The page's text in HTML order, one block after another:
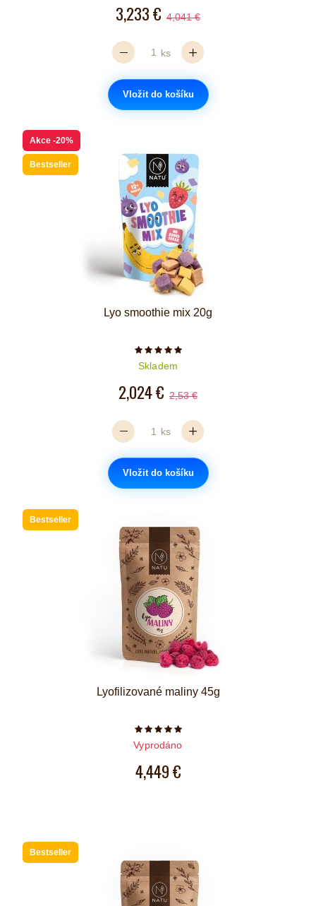
3,233 € 4,041 €
ks
Vložit do košíku
Akce -20%
Bestseller
Lyo smoothie mix 20g
Počet hvězdiček je 5 z 5
Skladem
2,024 € 2,53 €
ks
Vložit do košíku
Bestseller
Lyofilizované maliny 45g
Počet hvězdiček je 5 z 5
Vyprodáno
4,449 €
Bestseller